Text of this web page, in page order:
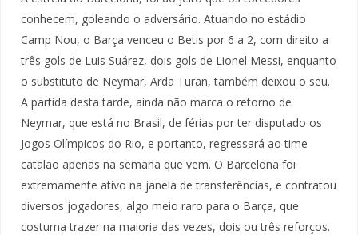
conhecem, goleando o adversário. Atuando no estádio
Camp Nou, o Barça venceu o Betis por 6 a 2, com direito a
três gols de Luis Suárez, dois gols de Lionel Messi, enquanto
o substituto de Neymar, Arda Turan, também deixou o seu.
A partida desta tarde, ainda não marca o retorno de
Neymar, que está no Brasil, de férias por ter disputado os
Jogos Olímpicos do Rio, e portanto, regressará ao time
catalão apenas na semana que vem. O Barcelona foi
extremamente ativo na janela de transferências, e contratou
diversos jogadores, algo meio raro para o Barça, que
costuma trazer na maioria das vezes, dois ou três reforços.